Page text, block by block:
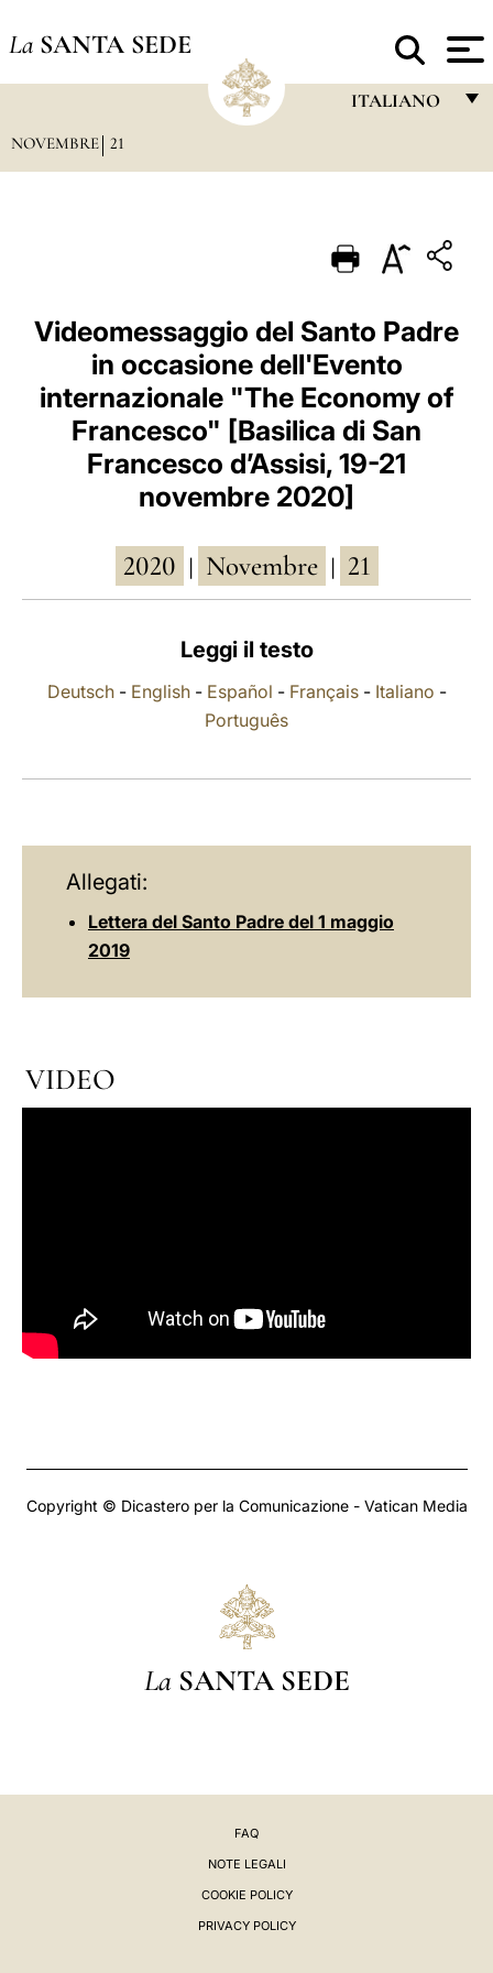
La SANTA SEDE
ITALIANO
PORTUGUÊS
ESPAÑOL
DEUTSCH
POLSKI
العربيّة
中文
NOVEMBRE 21
Videomessaggio del Santo Padre
in occasione dell'Evento
internazionale "The Economy of
Francesco" [Basilica di San
Francesco d’Assisi, 19-21
novembre 2020]
2020 Novembre 21
Leggi il testo
Deutsch- English- Español - Français- Italiano -
Português
Allegati:
Lettera del Santo Padre del 1 maggio
2019
VIDEO
Copyright © Dicastero per la Comunicazione - Vatican Media
La SANTA SEDE
FAQ
NOTE LEGALI
COOKIE POLICY
PRIVACY POLICY